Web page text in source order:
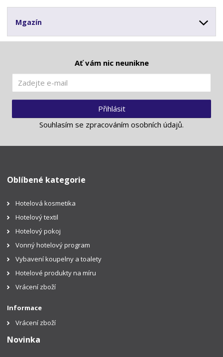
Mgazín
Ať vám nic neunikne
Přihlásit
Souhlasím se zpracováním osobních údajů.
Oblíbené kategorie
Hotelová kosmetika
Hotelový textil
Hotelový pokoj
Vonný hotelový program
Vybavení koupelny a toalety
Hotelové produkty na míru
Vrácení zboží
Informace
Vrácení zboží
Novinka